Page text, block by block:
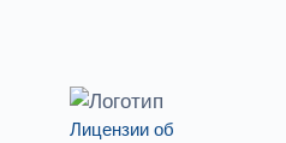
Лицензии об